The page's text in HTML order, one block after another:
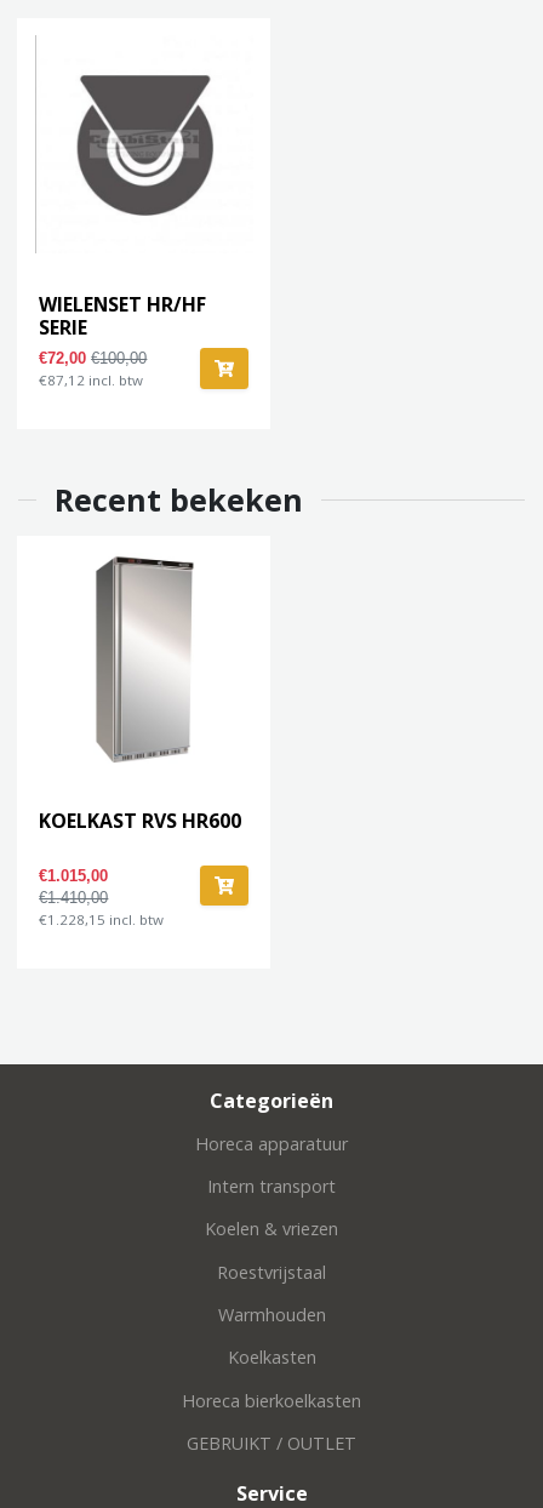
WIELENSET HR/HF
SERIE
€72,00€100,00
€87,12 incl. btw
Recent bekeken
KOELKAST RVS HR600
€1.015,00
€1.410,00
€1.228,15 incl. btw
Categorieën
Horeca apparatuur
Intern transport
Koelen & vriezen
Roestvrijstaal
Warmhouden
Koelkasten
Horeca bierkoelkasten
GEBRUIKT / OUTLET
Service